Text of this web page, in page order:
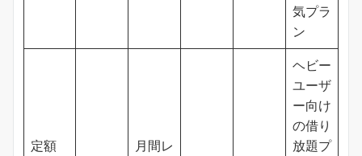
気プラ
ン
定額
月間レ
ヘビー
ユーザ
ー向け
の借り
放題プ